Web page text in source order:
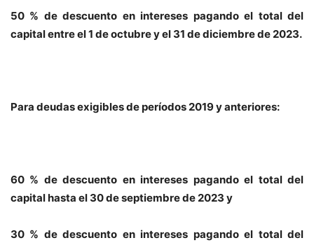
50 % de descuento en intereses pagando el total del
capital entre el 1 de octubre y el 31 de diciembre de 2023.
Para deudas exigibles de períodos 2019 y anteriores:
60 % de descuento en intereses pagando el total del
capital hasta el 30 de septiembre de 2023 y
30 % de descuento en intereses pagando el total del